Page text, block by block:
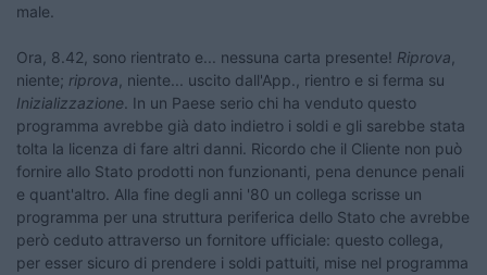
male.
Ora, 8.42, sono rientrato e... nessuna carta presente! Riprova
niente; riprova , niente... uscito dall'App., rientro e si ferma su
Inizializzazione . In un Paese serio chi ha venduto questo
programma avrebbe già dato indietro i soldi e gli sarebbe stata
tolta la licenza di fare altri danni. Ricordo che il Cliente non può
fornire allo Stato prodotti non funzionanti, pena denunce penali
e quant'altro. Alla fine degli anni '80 un collega scrisse un
programma per una struttura periferica dello Stato che avrebbe
però ceduto attraverso un fornitore ufficiale: questo collega,
per esser sicuro di prendere i soldi pattuiti, mise nel programma